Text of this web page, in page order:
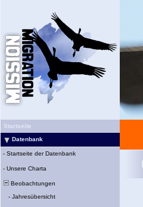
Startseite
Datenbank
- Startseite der Datenbank
- Unsere Charta
Beobachtungen
- Jahresübersicht